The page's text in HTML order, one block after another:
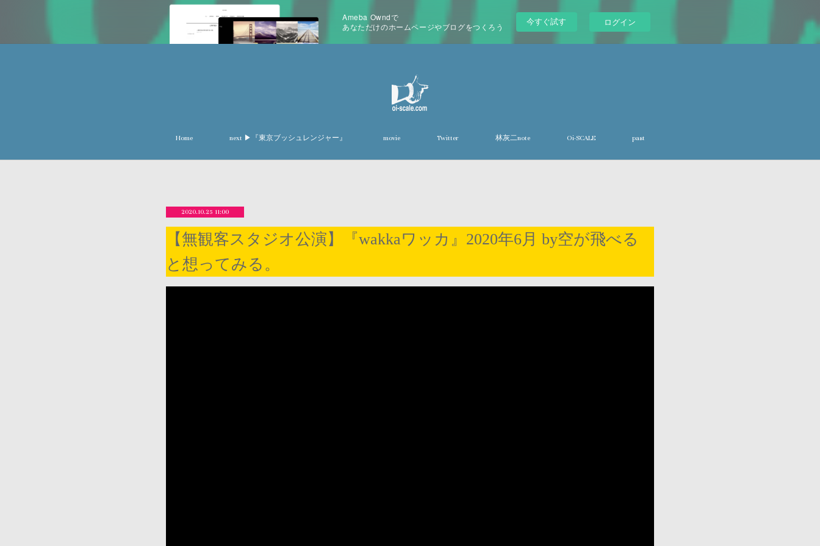
Ameba Owndで
あなただけのホームページやブログをつくろう
今すぐ試す ログイン
Home next ▶︎『東京ブッシュレンジャー』 movie Twitter 林灰二note Oi-SCALE past
2020.10.25 11:00
【無観客スタジオ公演】『wakkaワッカ』2020年6月 by空が飛べる
と想ってみる。